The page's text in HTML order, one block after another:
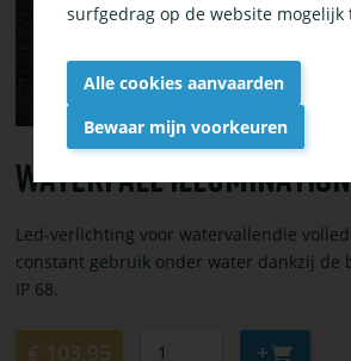
Waterfall Illumination
Led-verlichting voor watervallendie
constant gebruik onder water dankzij de
IP 68.
€ 103,95 Aantal Aan
surfgedrag op de website mogelijk
Alle cookies aanvaarden
Bewaar mijn voorkeuren
consent